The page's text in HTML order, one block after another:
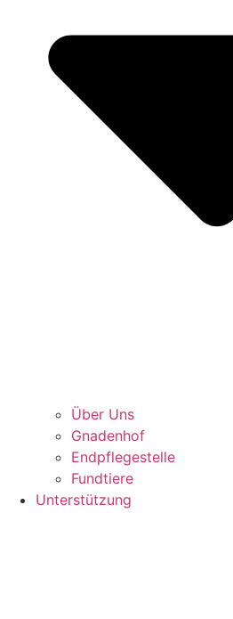
Über Uns
Gnadenhof
Endpflegestelle
Fundtiere
Unterstützung